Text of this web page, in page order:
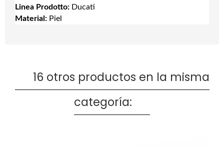
Linea Prodotto: Ducati
Material: Piel
16 otros productos en la misma
categoría: